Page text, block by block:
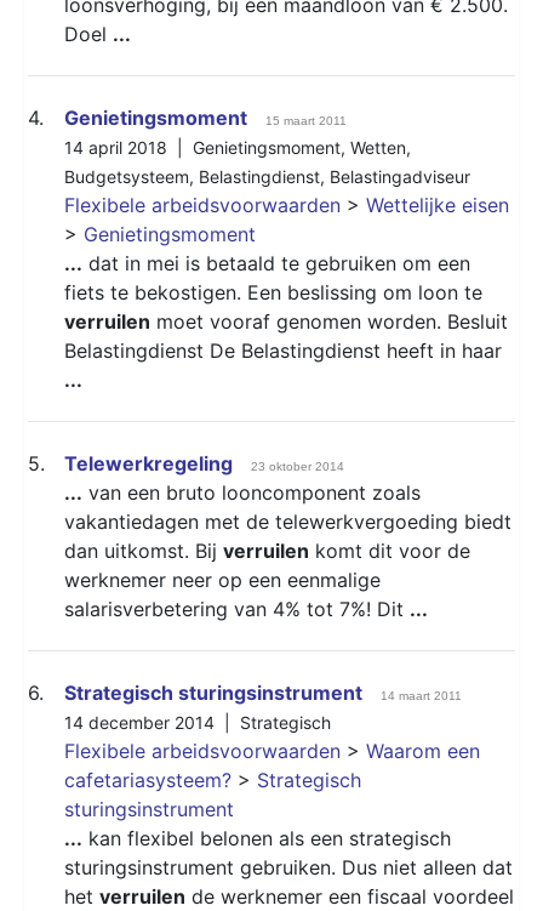
Doel ...
4. Genietingsmoment 15 maart 2011
14 april 2018 | Genietingsmoment, Wetten,
Budgetsysteem, Belastingdienst, Belastingadviseur
Flexibele arbeidsvoorwaarden > Wettelijke eisen
> Genietingsmoment
... dat in mei is betaald te gebruiken om een
fiets te bekostigen. Een beslissing om loon te
verruilen moet vooraf genomen worden. Besluit
Belastingdienst De Belastingdienst heeft in haar
...
5. Telewerkregeling 23 oktober 2014
... van een bruto looncomponent zoals
vakantiedagen met de telewerkvergoeding biedt
dan uitkomst. Bij verruilen komt dit voor de
werknemer neer op een eenmalige
salarisverbetering van 4% tot 7%! Dit ...
6. Strategisch sturingsinstrument 14 maart 2011
14 december 2014 | Strategisch
Flexibele arbeidsvoorwaarden > Waarom een
cafetariasysteem? > Strategisch
sturingsinstrument
... kan flexibel belonen als een strategisch
sturingsinstrument gebruiken. Dus niet alleen dat
het verruilen de werknemer een fiscaal voordeel